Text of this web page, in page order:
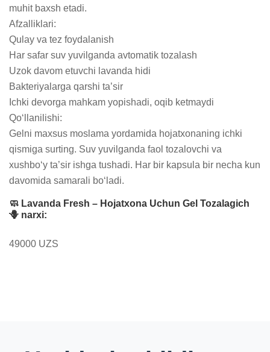
muhit baxsh etadi.
Afzalliklari:
Qulay va tez foydalanish
Har safar suv yuvilganda avtomatik tozalash
Uzok davom etuvchi lavanda hidi
Bakteriyalarga qarshi ta’sir
Ichki devorga mahkam yopishadi, oqib ketmaydi
Qo‘llanilishi:
Gelni maxsus moslama yordamida hojatxonaning ichki
qismiga surting. Suv yuvilganda faol tozalovchi va
xushbo‘y ta’sir ishga tushadi. Har bir kapsula bir necha kun
davomida samarali bo‘ladi.
🧼 Lavanda Fresh – Hojatxona Uchun Gel Tozalagich
🪻 narxi:
49000 UZS